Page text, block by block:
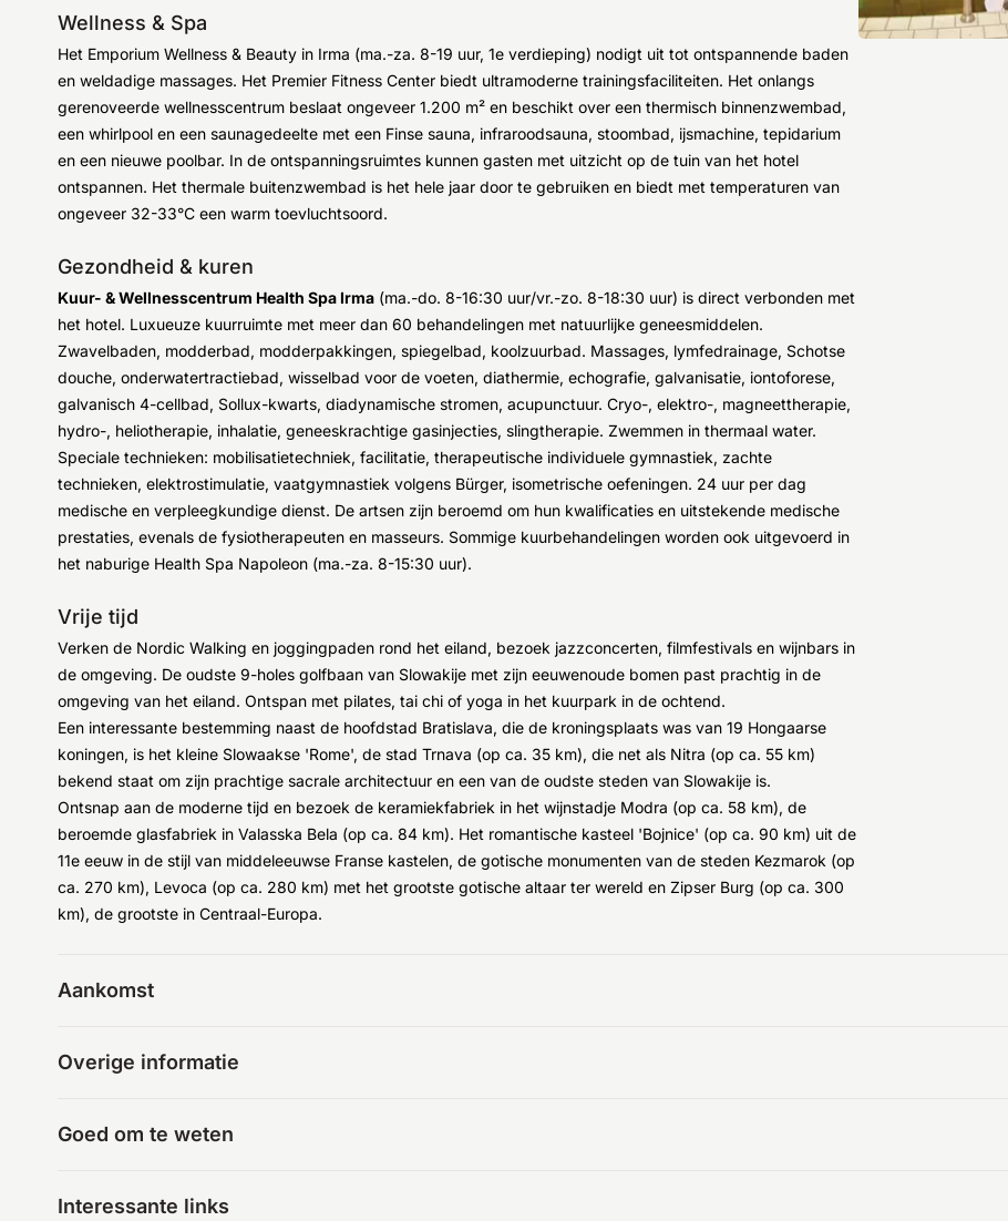
Wellness & Spa
Het Emporium Wellness & Beauty in Irma (ma.-za. 8-19 uur, 1e verdieping) nodigt uit tot ontspannende baden
en weldadige massages. Het Premier Fitness Center biedt ultramoderne trainingsfaciliteiten. Het onlangs
gerenoveerde wellnesscentrum beslaat ongeveer 1.200 m² en beschikt over een thermisch binnenzwembad,
een whirlpool en een saunagedeelte met een Finse sauna, infraroodsauna, stoombad, ijsmachine, tepidarium
en een nieuwe poolbar. In de ontspanningsruimtes kunnen gasten met uitzicht op de tuin van het hotel
ontspannen. Het thermale buitenzwembad is het hele jaar door te gebruiken en biedt met temperaturen van
ongeveer 32-33°C een warm toevluchtsoord.
Gezondheid & kuren
Kuur- & Wellnesscentrum Health Spa Irma (ma.-do. 8-16:30 uur/vr.-zo. 8-18:30 uur) is direct verbonden met
het hotel. Luxueuze kuurruimte met meer dan 60 behandelingen met natuurlijke geneesmiddelen.
Zwavelbaden, modderbad, modderpakkingen, spiegelbad, koolzuurbad. Massages, lymfedrainage, Schotse
douche, onderwatertractiebad, wisselbad voor de voeten, diathermie, echografie, galvanisatie, iontoforese,
galvanisch 4-cellbad, Sollux-kwarts, diadynamische stromen, acupunctuur. Cryo-, elektro-, magneettherapie,
hydro-, heliotherapie, inhalatie, geneeskrachtige gasinjecties, slingtherapie. Zwemmen in thermaal water.
Speciale technieken: mobilisatietechniek, facilitatie, therapeutische individuele gymnastiek, zachte
technieken, elektrostimulatie, vaatgymnastiek volgens Bürger, isometrische oefeningen. 24 uur per dag
medische en verpleegkundige dienst. De artsen zijn beroemd om hun kwalificaties en uitstekende medische
prestaties, evenals de fysiotherapeuten en masseurs. Sommige kuurbehandelingen worden ook uitgevoerd in
het naburige Health Spa Napoleon (ma.-za. 8-15:30 uur).
Vrije tijd
Verken de Nordic Walking en joggingpaden rond het eiland, bezoek jazzconcerten, filmfestivals en wijnbars in
de omgeving. De oudste 9-holes golfbaan van Slowakije met zijn eeuwenoude bomen past prachtig in de
omgeving van het eiland. Ontspan met pilates, tai chi of yoga in het kuurpark in de ochtend.
Een interessante bestemming naast de hoofdstad Bratislava, die de kroningsplaats was van 19 Hongaarse
koningen, is het kleine Slowaakse 'Rome', de stad Trnava (op ca. 35 km), die net als Nitra (op ca. 55 km)
bekend staat om zijn prachtige sacrale architectuur en een van de oudste steden van Slowakije is.
Ontsnap aan de moderne tijd en bezoek de keramiekfabriek in het wijnstadje Modra (op ca. 58 km), de
beroemde glasfabriek in Valasska Bela (op ca. 84 km). Het romantische kasteel 'Bojnice' (op ca. 90 km) uit de
11e eeuw in de stijl van middeleeuwse Franse kastelen, de gotische monumenten van de steden Kezmarok (op
ca. 270 km), Levoca (op ca. 280 km) met het grootste gotische altaar ter wereld en Zipser Burg (op ca. 300
km), de grootste in Centraal-Europa.
Aankomst
Overige informatie
Goed om te weten
Interessante links